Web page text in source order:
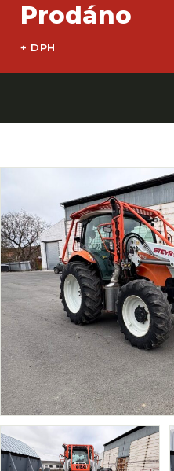
Prodáno
+ DPH